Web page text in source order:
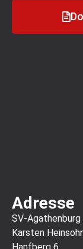
Adresse
SV-Agathenburg
Karsten